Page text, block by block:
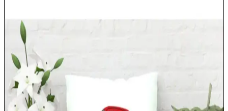
Tasarımlar ve Dekorasyon İpuçları
Çocuk odası dekorasyonunda renkli ve şık yatak örtüleri, estetik ve
fonksiyonelliği bir arada sunar. Kaliteli malzemeler ve uyumlu
tasarımlarla odanın atmosferini canlandırın.
Elsa Desenli Yastıklar ile Çocuk Odalarına Masalsı
ve Şık Dokunuşlar